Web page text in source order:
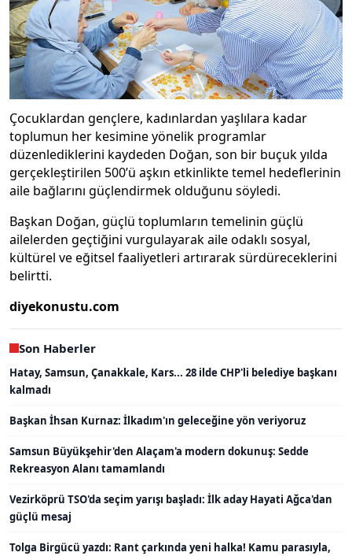
Çocuklardan gençlere, kadınlardan yaşlılara kadar
toplumun her kesimine yönelik programlar
düzenlediklerini kaydeden Doğan, son bir buçuk yılda
gerçekleştirilen 500’ü aşkın etkinlikte temel hedeflerinin
aile bağlarını güçlendirmek olduğunu söyledi.
Başkan Doğan, güçlü toplumların temelinin güçlü
ailelerden geçtiğini vurgulayarak aile odaklı sosyal,
kültürel ve eğitsel faaliyetleri artırarak sürdüreceklerini
belirtti.
diyekonustu.com
Son Haberler
Hatay, Samsun, Çanakkale, Kars... 28 ilde CHP'li belediye başkanı
kalmadı
Başkan İhsan Kurnaz: İlkadım'ın geleceğine yön veriyoruz
Samsun Büyükşehir'den Alaçam'a modern dokunuş: Sedde
Rekreasyon Alanı tamamlandı
Vezirköprü TSO'da seçim yarışı başladı: İlk aday Hayati Ağca'dan
güçlü mesaj
Tolga Birgücü yazdı: Rant çarkında yeni halka! Kamu parasıyla,